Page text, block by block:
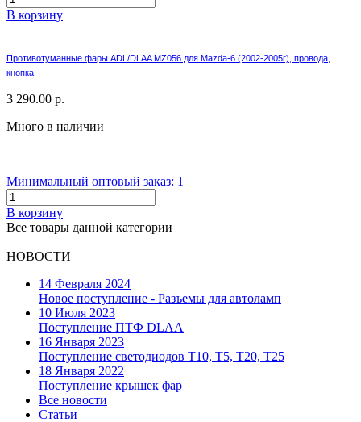
В корзину
Противотуманные фары ADL/DLAA MZ056 для Mazda-6 (2002-2005г), провода,
кнопка
3 290.00 р.
Много в наличии
Минимальный оптовый заказ: 1
В корзину
Все товары данной категории
НОВОСТИ
14 Февраля 2024
Новое поступление - Разъемы для автоламп
10 Июля 2023
Поступление ПТФ DLAA
16 Января 2023
Поступление светодиодов T10, T5, T20, T25
18 Января 2022
Поступление крышек фар
Все новости
Статьи